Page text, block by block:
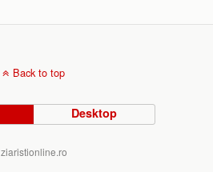
Back to top
Desktop
ziaristionline.ro